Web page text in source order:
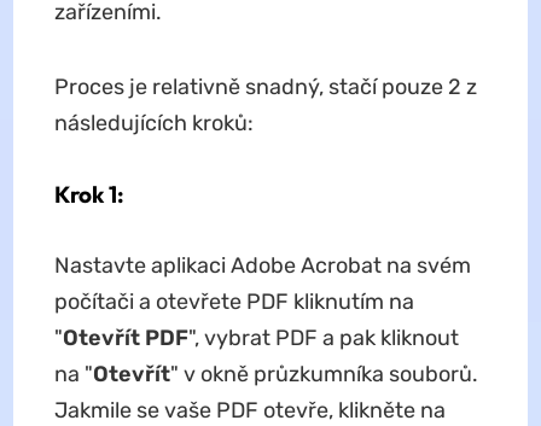
zařízeními.
Proces je relativně snadný, stačí pouze 2 z
následujících kroků:
Krok 1:
Nastavte aplikaci Adobe Acrobat na svém
počítači a otevřete PDF kliknutím na
"Otevřít PDF", vybrat PDF a pak kliknout
na "Otevřít" v okně průzkumníka souborů.
Jakmile se vaše PDF otevře, klikněte na